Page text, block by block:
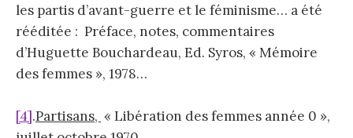
les partis d’avant-guerre et le féminisme… a été
rééditée : Préface, notes, commentaires
d’Huguette Bouchardeau, Ed. Syros, « Mémoire
des femmes », 1978…
[4].Partisans, « Libération des femmes année 0 »,